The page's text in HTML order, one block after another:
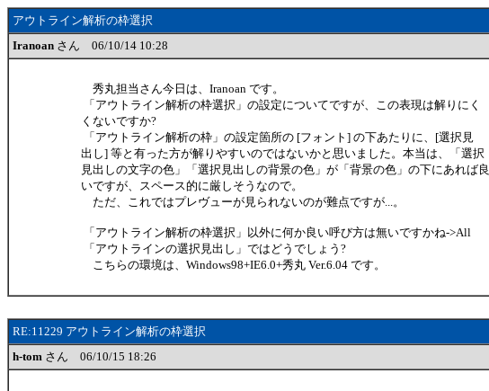
アウトライン解析の枠選択
Iranoan さん 06/10/14 10:28
秀丸担当さん今日は、Iranoan です。
「アウトライン解析の枠選択」の設定についてですが、この表現は解りにく
くないですか?
「アウトライン解析の枠」の設定箇所の [フォント] の下あたりに、[選択見
出し] 等と有った方が解りやすいのではないかと思いました。本当は、「選択
見出しの文字の色」「選択見出しの背景の色」が「背景の色」の下にあれば良
いですが、スペース的に厳しそうなので。
ただ、これではプレヴューが見られないのが難点ですが...。
「アウトライン解析の枠選択」以外に何か良い呼び方は無いですかね->All
「アウトラインの選択見出し」ではどうでしょう?
こちらの環境は、Windows98+IE6.0+秀丸 Ver.6.04 です。
RE:11229 アウトライン解析の枠選択
h-tom さん 06/10/15 18:26